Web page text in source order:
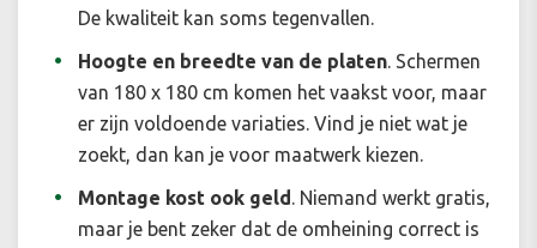
De kwaliteit kan soms tegenvallen.
Hoogte en breedte van de platen. Schermen
van 180 x 180 cm komen het vaakst voor, maar
er zijn voldoende variaties. Vind je niet wat je
zoekt, dan kan je voor maatwerk kiezen.
Montage kost ook geld. Niemand werkt gratis,
maar je bent zeker dat de omheining correct is